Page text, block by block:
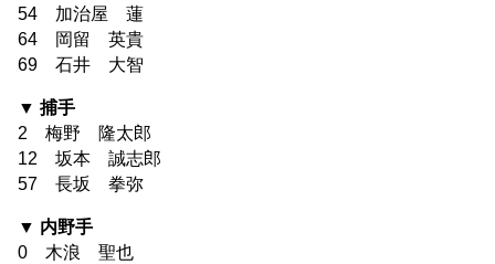
54 加治屋 蓮
64 岡留 英貴
69 石井 大智
▼ 捕手
2 梅野 隆太郎
12 坂本 誠志郎
57 長坂 拳弥
▼ 内野手
0 木浪 聖也